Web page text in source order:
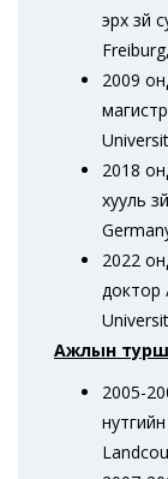
эрх зүй
2009
2018
хууль
2022
доктор
Ажлын
2005-